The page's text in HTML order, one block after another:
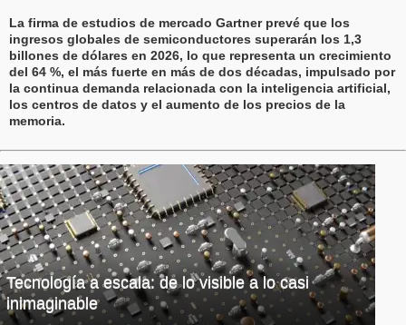
La firma de estudios de mercado Gartner prevé que los
ingresos globales de semiconductores superarán los 1,3
billones de dólares en 2026, lo que representa un crecimiento
del 64 %, el más fuerte en más de dos décadas, impulsado por
la continua demanda relacionada con la inteligencia artificial,
los centros de datos y el aumento de los precios de la
memoria.
Tecnología a escala: de lo visible a lo casi
inimaginable